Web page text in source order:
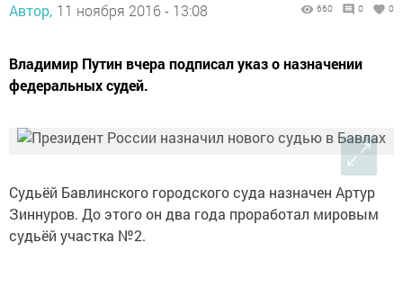
Автор, 11 ноября 2016 - 13:08 660 0 0
Владимир Путин вчера подписал указ о назначении
федеральных судей.
Судьёй Бавлинского городского суда назначен Артур
Зиннуров. До этого он два года проработал мировым
судьёй участка №2.